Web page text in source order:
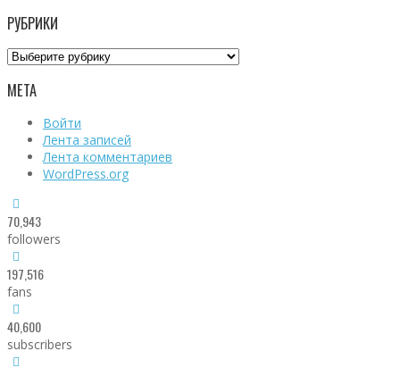
РУБРИКИ
Рубрики
МЕТА
Войти
Лента записей
Лента комментариев
WordPress.org
70,943
followers
197,516
fans
40,600
subscribers